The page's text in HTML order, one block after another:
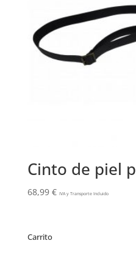
Cinto de piel
68,99 € IVA y Transporte Incluido
Carrito